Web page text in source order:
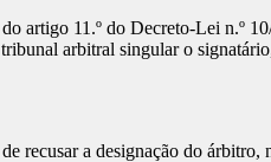
artigo 11.º do Decreto-Lei n.º
arbitral singular o
recusar a designação do